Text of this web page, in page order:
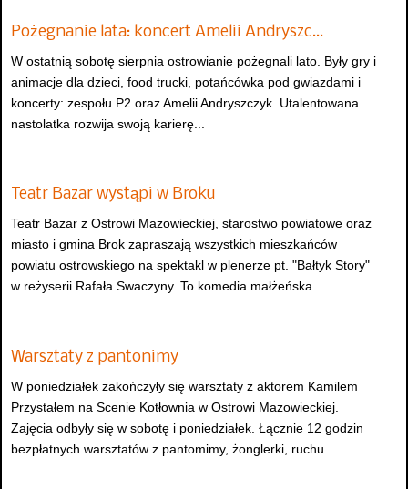
Pożegnanie lata: koncert Amelii Andryszc…
W ostatnią sobotę sierpnia ostrowianie pożegnali lato. Były gry i
animacje dla dzieci, food trucki, potańcówka pod gwiazdami i
koncerty: zespołu P2 oraz Amelii Andryszczyk. Utalentowana
nastolatka rozwija swoją karierę...
Teatr Bazar wystąpi w Broku
Teatr Bazar z Ostrowi Mazowieckiej, starostwo powiatowe oraz
miasto i gmina Brok zapraszają wszystkich mieszkańców
powiatu ostrowskiego na spektakl w plenerze pt. "Bałtyk Story"
w reżyserii Rafała Swaczyny. To komedia małżeńska...
Warsztaty z pantonimy
W poniedziałek zakończyły się warsztaty z aktorem Kamilem
Przystałem na Scenie Kotłownia w Ostrowi Mazowieckiej.
Zajęcia odbyły się w sobotę i poniedziałek. Łącznie 12 godzin
bezpłatnych warsztatów z pantomimy, żonglerki, ruchu...